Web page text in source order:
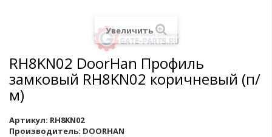
Увеличить
RH8KN02 DoorHan Профиль
замковый RH8KN02 коричневый (п/
м)
Артикул: RH8KN02
Производитель: DOORHAN